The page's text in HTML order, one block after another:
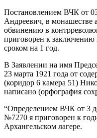
Постановлением ВЧК от
Андреевич, в монашестве
обвинению в
приговорен к заключению
сроком на 1 год.
В Заявлении на имя
23 марта 1921 года от
(коридор 6 камера 51)
написано (орфография
“Определением ВЧК от 3
№7270 я приговорен к
Архангельском лагере.